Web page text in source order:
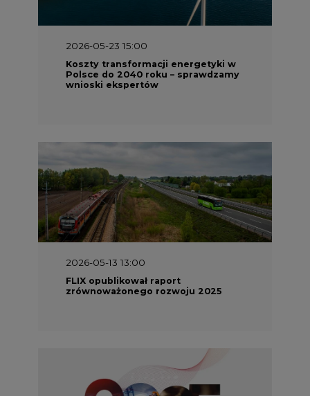
2026-05-23 15:00
Koszty transformacji energetyki w
Polsce do 2040 roku – sprawdzamy
wnioski ekspertów
2026-05-13 13:00
FLIX opublikował raport
zrównoważonego rozwoju 2025